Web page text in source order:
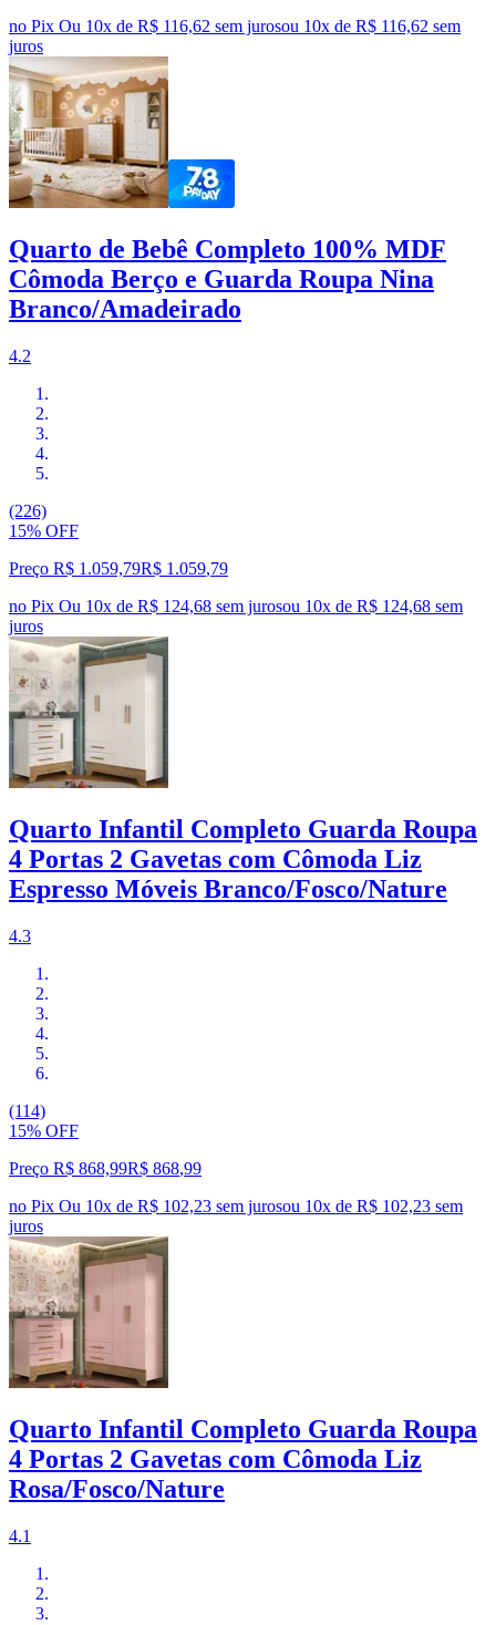
no Pix Ou 10x de R$ 116,62 sem jurosou 10x de R$ 116,62 sem
juros
Quarto de Bebê Completo 100% MDF
Cômoda Berço e Guarda Roupa Nina
Branco/Amadeirado
4.2
(226)
15% OFF
Preço R$ 1.059,79R$ 1.059,79
no Pix Ou 10x de R$ 124,68 sem jurosou 10x de R$ 124,68 sem
juros
Quarto Infantil Completo Guarda Roupa
4 Portas 2 Gavetas com Cômoda Liz
Espresso Móveis Branco/Fosco/Nature
4.3
(114)
15% OFF
Preço R$ 868,99R$ 868,99
no Pix Ou 10x de R$ 102,23 sem jurosou 10x de R$ 102,23 sem
juros
Quarto Infantil Completo Guarda Roupa
4 Portas 2 Gavetas com Cômoda Liz
Rosa/Fosco/Nature
4.1